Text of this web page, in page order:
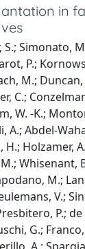
in
Simonato,
P.;
M.;
C.;
W. -K.;
A.; Abdel-
H.; Holzamer,
Whisenant,
M.;
V.;
P.; de
G.;